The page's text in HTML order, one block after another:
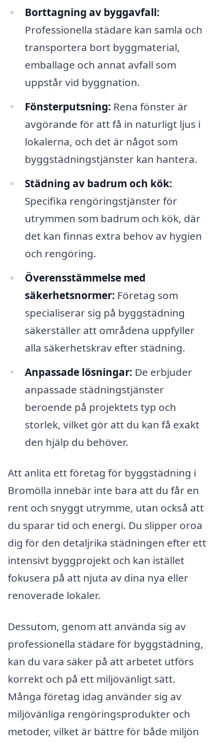
Borttagning av byggavfall:
Professionella städare kan samla och
transportera bort byggmaterial,
emballage och annat avfall som
uppstår vid byggnation.
Fönsterputsning: Rena fönster är
avgörande för att få in naturligt ljus i
lokalerna, och det är något som
byggstädningstjänster kan hantera.
Städning av badrum och kök:
Specifika rengöringstjänster för
utrymmen som badrum och kök, där
det kan finnas extra behov av hygien
och rengöring.
Överensstämmelse med
säkerhetsnormer: Företag som
specialiserar sig på byggstädning
säkerställer att områdena uppfyller
alla säkerhetskrav efter städning.
Anpassade lösningar: De erbjuder
anpassade städningstjänster
beroende på projektets typ och
storlek, vilket gör att du kan få exakt
den hjälp du behöver.
Att anlita ett företag för byggstädning i
Bromölla innebär inte bara att du får en
rent och snyggt utrymme, utan också att
du sparar tid och energi. Du slipper oroa
dig för den detaljrika städningen efter ett
intensivt byggprojekt och kan istället
fokusera på att njuta av dina nya eller
renoverade lokaler.
Dessutom, genom att använda sig av
professionella städare för byggstädning,
kan du vara säker på att arbetet utförs
korrekt och på ett miljövänligt sätt.
Många företag idag använder sig av
miljövänliga rengöringsprodukter och
metoder, vilket är bättre för både miljön